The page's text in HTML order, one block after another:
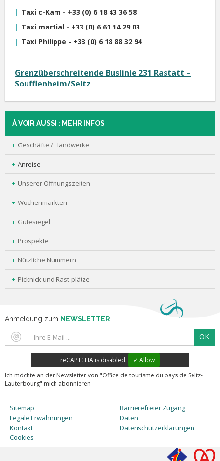
Taxi c-Kam - +33 (0) 6 18 43 36 58
Taxi martial - +33 (0) 6 61 14 29 03
Taxi Philippe - +33 (0) 6 18 88 32 94
Grenzüberschreitende Buslinie 231 Rastatt –
Soufflenheim/Seltz
À VOIR AUSSI : MEHR INFOS
Geschäfte / Handwerke
Anreise
Unserer Öffnungszeiten
Wochenmärkten
Gütesiegel
Prospekte
Nützliche Nummern
Picknick und Rast-plätze
Anmeldung zum NEWSLETTER
OK
reCAPTCHA is disabled.
✓ Allow
Ich möchte an der Newsletter von "Office de tourisme du pays de Seltz-
Lauterbourg" mich abonnieren
Sitemap
Barrierefreier Zugang
Legale Erwähnungen
Daten
Kontakt
Datenschutzerklärungen
Cookies